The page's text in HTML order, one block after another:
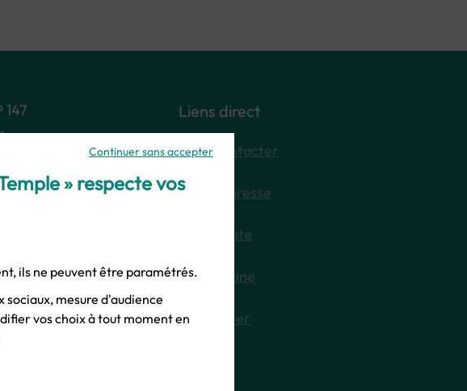
:
-
Liens direct
Nous contacter
Espace presse
Plan du site
E-magazine
Newsletter
Continuer sans accepter
» respecte vos
ils ne peuvent être paramétrés.
sociaux, mesure d'audience
vos choix à tout moment en